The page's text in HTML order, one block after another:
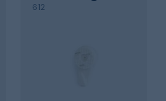
612